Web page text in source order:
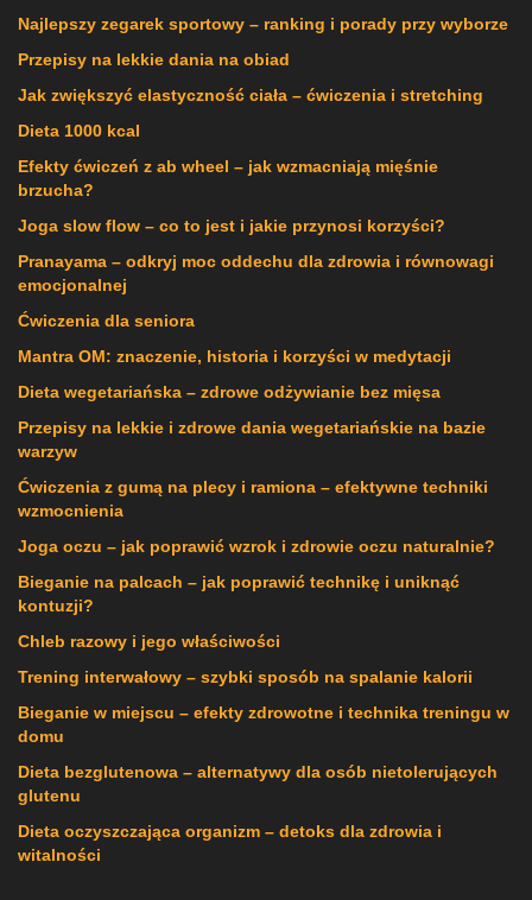
Najlepszy zegarek sportowy – ranking i porady przy wyborze
Przepisy na lekkie dania na obiad
Jak zwiększyć elastyczność ciała – ćwiczenia i stretching
Dieta 1000 kcal
Efekty ćwiczeń z ab wheel – jak wzmacniają mięśnie
brzucha?
Joga slow flow – co to jest i jakie przynosi korzyści?
Pranayama – odkryj moc oddechu dla zdrowia i równowagi
emocjonalnej
Ćwiczenia dla seniora
Mantra OM: znaczenie, historia i korzyści w medytacji
Dieta wegetariańska – zdrowe odżywianie bez mięsa
Przepisy na lekkie i zdrowe dania wegetariańskie na bazie
warzyw
Ćwiczenia z gumą na plecy i ramiona – efektywne techniki
wzmocnienia
Joga oczu – jak poprawić wzrok i zdrowie oczu naturalnie?
Bieganie na palcach – jak poprawić technikę i uniknąć
kontuzji?
Chleb razowy i jego właściwości
Trening interwałowy – szybki sposób na spalanie kalorii
Bieganie w miejscu – efekty zdrowotne i technika treningu w
domu
Dieta bezglutenowa – alternatywy dla osób nietolerujących
glutenu
Dieta oczyszczająca organizm – detoks dla zdrowia i
witalności